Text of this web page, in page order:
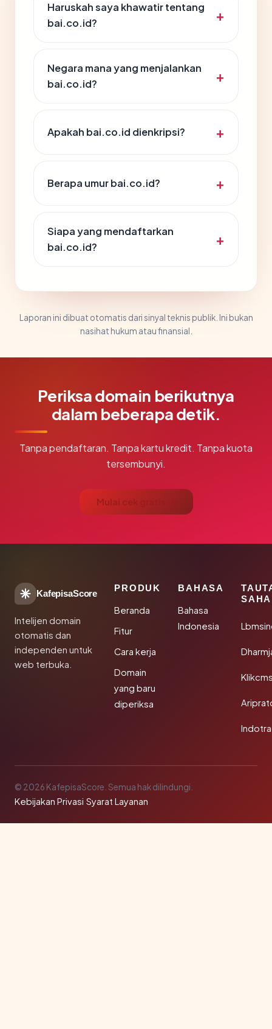
Haruskah saya khawatir tentang
bai.co.id?
Negara mana yang menjalankan
bai.co.id?
Apakah bai.co.id dienkripsi?
Berapa umur bai.co.id?
Siapa yang mendaftarkan
bai.co.id?
Laporan ini dibuat otomatis dari sinyal teknis publik. Ini bukan
nasihat hukum atau finansial.
Periksa domain berikutnya
dalam beberapa detik.
Tanpa pendaftaran. Tanpa kartu kredit. Tanpa kuota
tersembunyi.
Mulai cek gratis →
KafepisaScore
Intelijen domain
otomatis dan
independen untuk
web terbuka.
PRODUK
Beranda
Fitur
Cara kerja
Domain
yang baru
diperiksa
BAHASA
Bahasa
Indonesia
© 2026 KafepisaScore. Semua hak dilindungi.
Kebijakan Privasi·Syarat Layanan